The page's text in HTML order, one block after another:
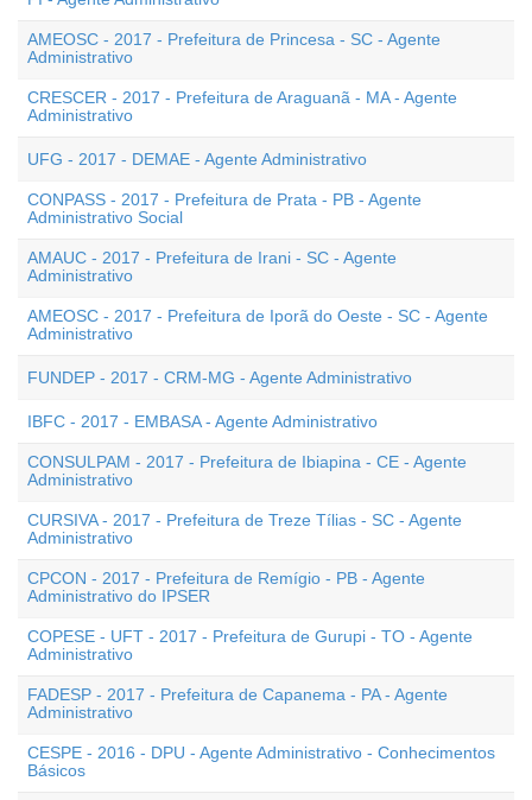
AMEOSC - 2017 - Prefeitura de Princesa - SC - Agente
Administrativo
CRESCER - 2017 - Prefeitura de Araguanã - MA - Agente
Administrativo
UFG - 2017 - DEMAE - Agente Administrativo
CONPASS - 2017 - Prefeitura de Prata - PB - Agente
Administrativo Social
AMAUC - 2017 - Prefeitura de Irani - SC - Agente
Administrativo
AMEOSC - 2017 - Prefeitura de Iporã do Oeste - SC - Agente
Administrativo
FUNDEP - 2017 - CRM-MG - Agente Administrativo
IBFC - 2017 - EMBASA - Agente Administrativo
CONSULPAM - 2017 - Prefeitura de Ibiapina - CE - Agente
Administrativo
CURSIVA - 2017 - Prefeitura de Treze Tílias - SC - Agente
Administrativo
CPCON - 2017 - Prefeitura de Remígio - PB - Agente
Administrativo do IPSER
COPESE - UFT - 2017 - Prefeitura de Gurupi - TO - Agente
Administrativo
FADESP - 2017 - Prefeitura de Capanema - PA - Agente
Administrativo
CESPE - 2016 - DPU - Agente Administrativo - Conhecimentos
Básicos